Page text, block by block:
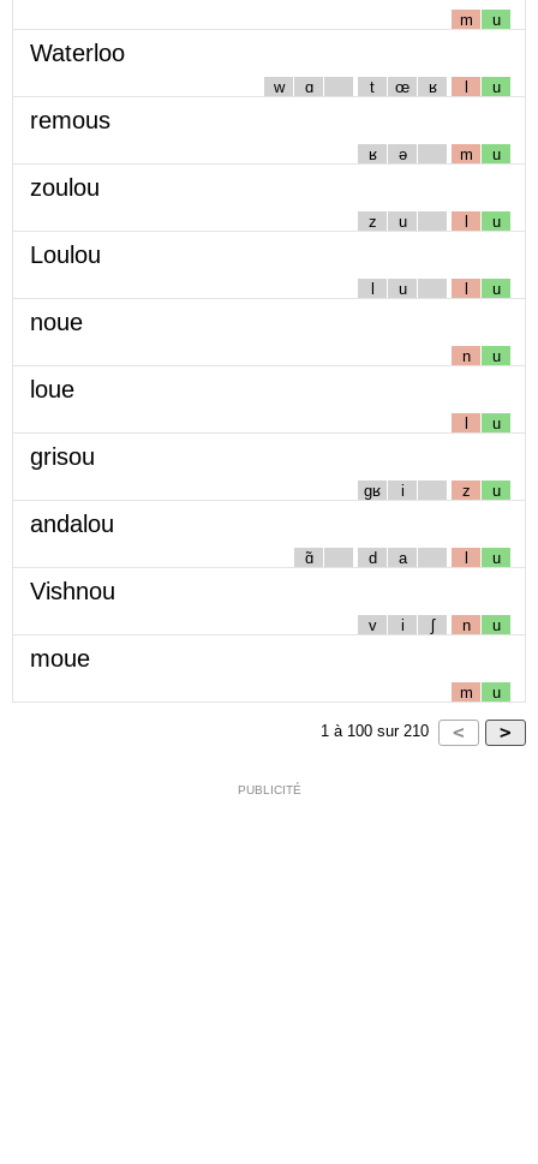
m u
Waterloo
w ɑ t œ ʁ l u
remous
ʁ ə m u
zoulou
z u l u
Loulou
l u l u
noue
n u
loue
l u
grisou
gʁ i z u
andalou
ɑ̃ d a l u
Vishnou
v i ʃ n u
moue
m u
1 à 100 sur 210
PUBLICITÉ